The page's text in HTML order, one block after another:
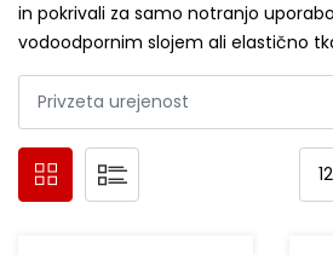
in pokrivali za samo notranjo
vodoodpornim slojem ali elastično